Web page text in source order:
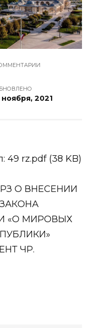
ноября, 2021
49 rz.pdf (38 KB)
РЗ О ВНЕСЕНИИ
«О МИРОВЫХ
ЧР.